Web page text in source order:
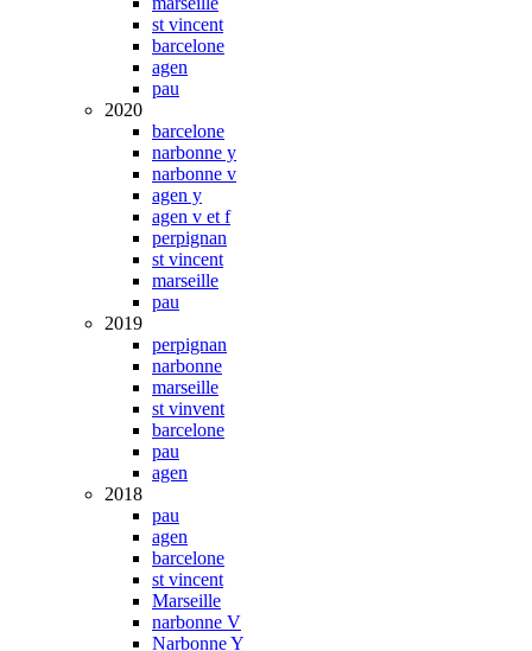
st vincent
barcelone
agen
pau
2020
barcelone
narbonne y
narbonne v
agen y
agen v et f
perpignan
st vincent
marseille
pau
2019
perpignan
narbonne
marseille
st vinvent
barcelone
pau
agen
2018
pau
agen
barcelone
st vincent
Marseille
narbonne V
Narbonne Y